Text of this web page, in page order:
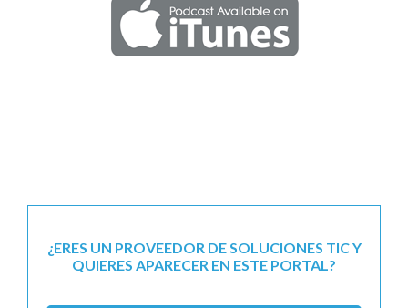
¿ERES UN PROVEEDOR DE SOLUCIONES TIC Y
QUIERES APARECER EN ESTE PORTAL?